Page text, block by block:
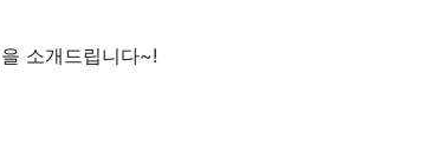
을 소개드립니다~!